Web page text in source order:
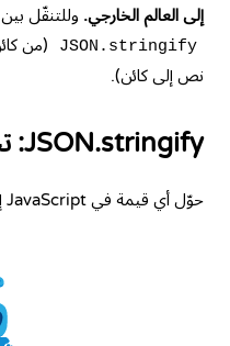
إلى العالم الخارجي. وللتنقّل
JSON.stringify (من
نص إلى كائن).
JSON.stringify: تحويل كائن إلى JSON
حوّل أي قيمة في JavaScript إلى صيغتها بتنسيق JSON: